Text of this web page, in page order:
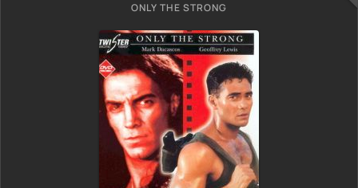
ONLY THE STRONG